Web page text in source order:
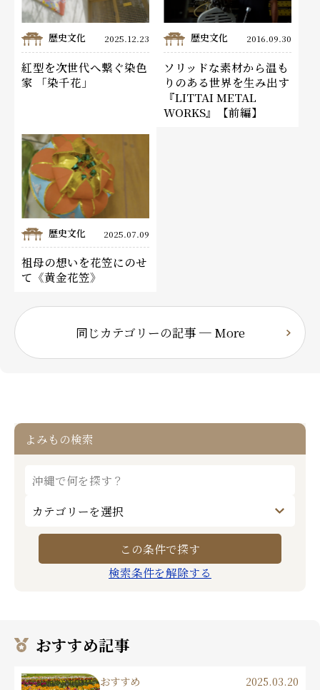
歴史文化 2025.12.23
紅型を次世代へ繋ぐ染色
家 「染千花」
歴史文化 2016.09.30
ソリッドな素材から温も
りのある世界を生み出す
『LITTAI METAL
WORKS』【前編】
歴史文化 2025.07.09
祖母の想いを花笠にのせ
て《黄金花笠》
同じカテゴリーの記事 ─ More
よみもの検索
検索条件を解除する
おすすめ記事
おすすめ 2025.03.20